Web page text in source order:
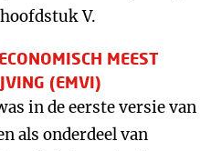
V.
MEEST
(EMVI)
in de eerste versie van
als onderdeel van